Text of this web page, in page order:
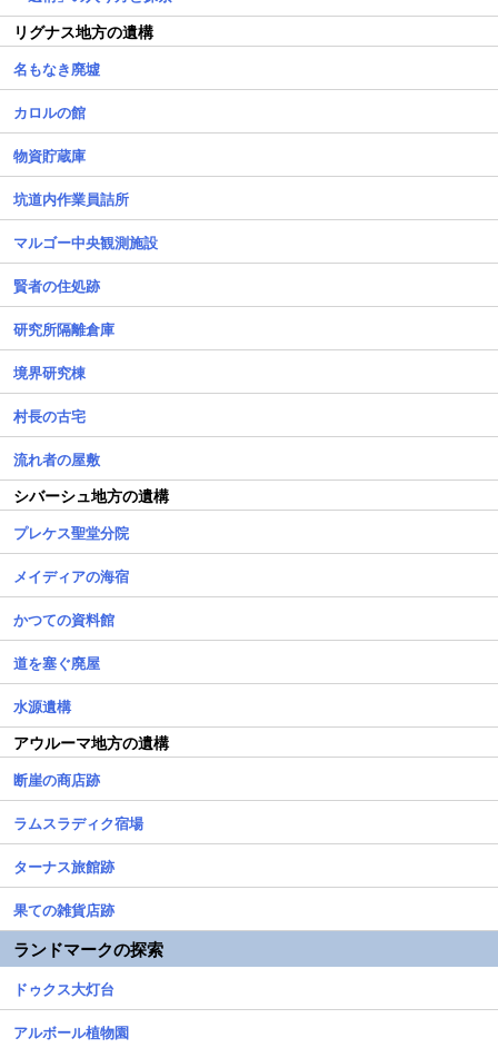
リグナス地方の遺構
名もなき廃墟
カロルの館
物資貯蔵庫
坑道内作業員詰所
マルゴー中央観測施設
賢者の住処跡
研究所隔離倉庫
境界研究棟
村長の古宅
流れ者の屋敷
シバーシュ地方の遺構
プレケス聖堂分院
メイディアの海宿
かつての資料館
道を塞ぐ廃屋
水源遺構
アウルーマ地方の遺構
断崖の商店跡
ラムスラディク宿場
ターナス旅館跡
果ての雑貨店跡
ランドマークの探索
ドゥクス大灯台
アルボール植物園